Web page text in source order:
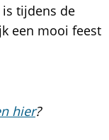
tijdens de
een mooi feest
hier?